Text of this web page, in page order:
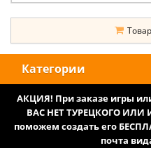
Категории
АКЦИЯ! При заказе игры
ВАС НЕТ ТУРЕЦКОГО
поможем создать его
почта